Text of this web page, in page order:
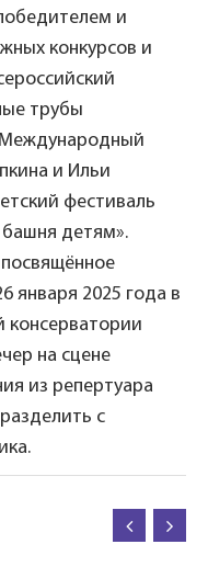
и
конкурсов и
трубы
и Ильи
фестиваль
башня детям».
января 2025 года в
консерватории
на сцене
из репертуара
с